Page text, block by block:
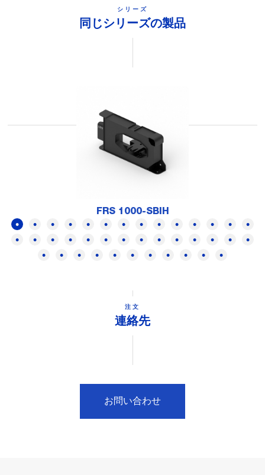
シリーズ
同じシリーズの製品
FRS 1000-SBIH
注文
連絡先
お問い合わせ